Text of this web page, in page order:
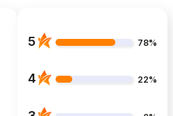
5 78%
4 22%